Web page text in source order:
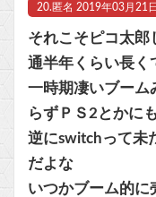
20. 匿名 2019年03月21
それこそピコ太郎
通半年くらい長く
一時期凄いブーム
らずＰＳ2とかに
逆にswitchって未
だよな
いつかブーム的に